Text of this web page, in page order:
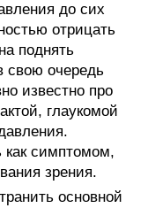
до сих
отрицать
поднять
свою очередь
известно про
глаукомой
как симптомом,
зрения.
основной